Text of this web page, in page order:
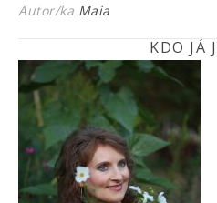
Autor/ka Maia
KDO JÁ